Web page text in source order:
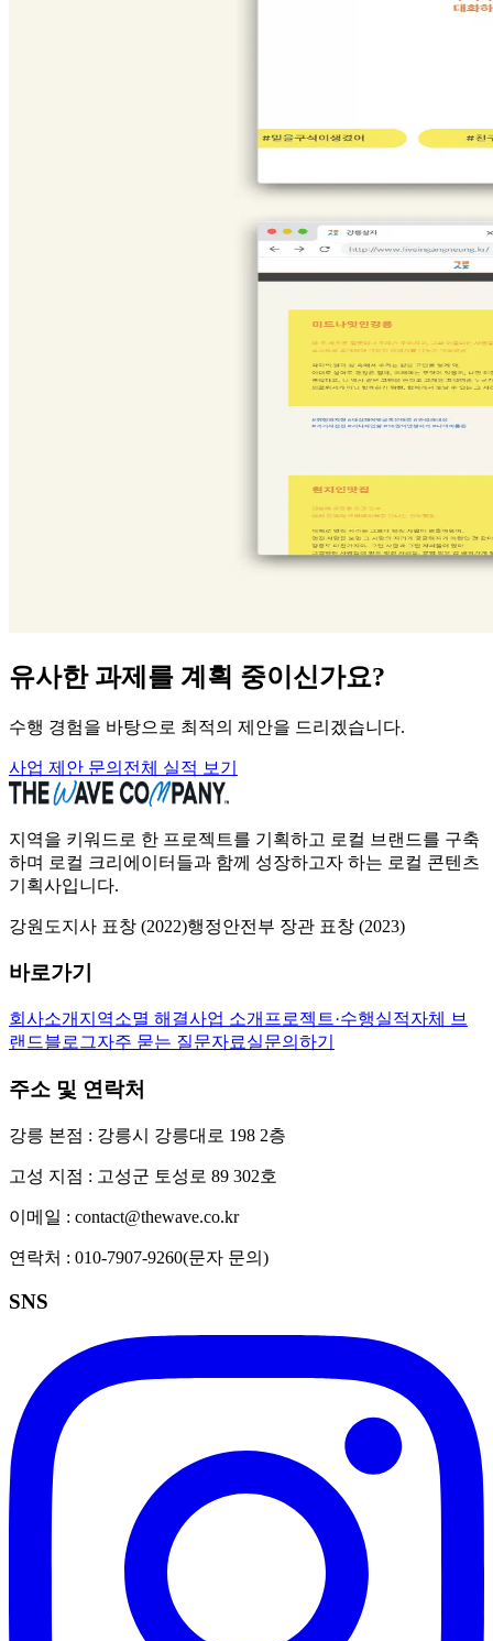
유사한 과제를 계획 중이신가요?
수행 경험을 바탕으로 최적의 제안을 드리겠습니다.
사업 제안 문의 전체 실적 보기
지역을 키워드로 한 프로젝트를 기획하고 로컬 브랜드를 구축
하며 로컬 크리에이터들과 함께 성장하고자 하는 로컬 콘텐츠
기획사입니다.
강원도지사 표창 (2022)행정안전부 장관 표창 (2023)
바로가기
회사소개 지역소멸 해결사업 소개 프로젝트·수행실적자체 브
랜드블로그자주 묻는 질문자료실문의하기
주소 및 연락처
강릉 본점 : 강릉시 강릉대로 198 2층
고성 지점 : 고성군 토성로 89 302호
이메일 : contact@thewave.co.kr
연락처 : 010-7907-9260(문자 문의)
SNS